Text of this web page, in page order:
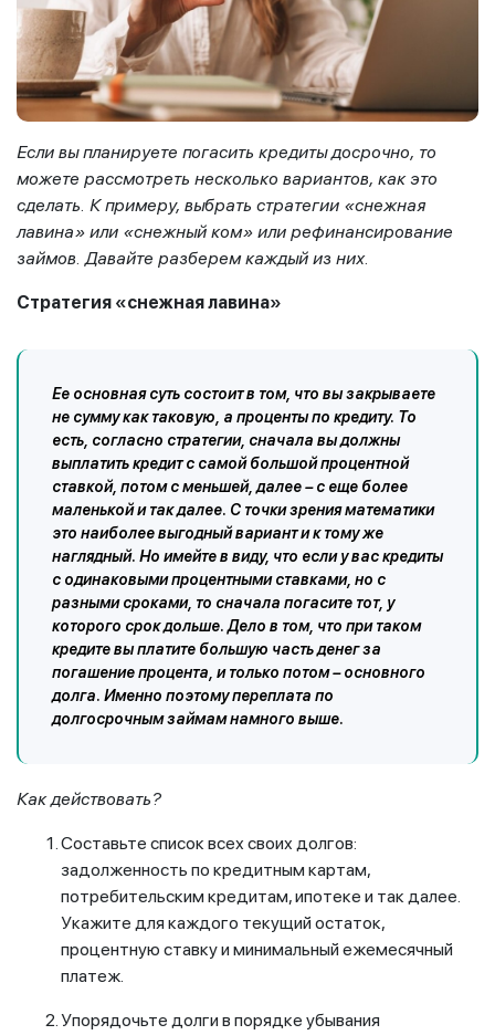
Если вы планируете погасить кредиты досрочно, то
можете рассмотреть несколько вариантов, как это
сделать. К примеру, выбрать стратегии «снежная
лавина» или «снежный ком» или рефинансирование
займов. Давайте разберем каждый из них.
Стратегия «снежная лавина»
Ее основная суть состоит в том, что вы закрываете
не сумму как таковую, а проценты по кредиту. То
есть, согласно стратегии, сначала вы должны
выплатить кредит с самой большой процентной
ставкой, потом с меньшей, далее – с еще более
маленькой и так далее. С точки зрения математики
это наиболее выгодный вариант и к тому же
наглядный. Но имейте в виду, что если у вас кредиты
с одинаковыми процентными ставками, но с
разными сроками, то сначала погасите тот, у
которого срок дольше. Дело в том, что при таком
кредите вы платите большую часть денег за
погашение процента, и только потом – основного
долга. Именно поэтому переплата по
долгосрочным займам намного выше.
Как действовать?
Составьте список всех своих долгов:
задолженность по кредитным картам,
потребительским кредитам, ипотеке и так далее.
Укажите для каждого текущий остаток,
процентную ставку и минимальный ежемесячный
платеж.
Упорядочьте долги в порядке убывания